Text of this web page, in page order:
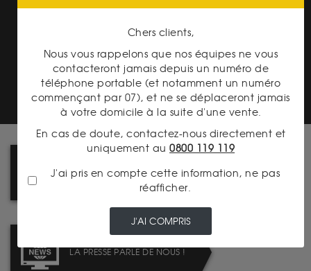
TRANSPARENCE DES
PRIX
PRÉCIEUX
LA PRESSE PARLE DE NOUS !
Chers clients,
Nous vous rappelons que nos équipes ne vous
contacteront jamais depuis un numéro de
téléphone portable (et notamment un numéro
commençant par 07), et ne se déplaceront jamais
à votre domicile à la suite d'une vente.
En cas de doute, contactez-nous directement et
uniquement au 0800 119 119
J'ai pris en compte cette information, ne pas
réafficher.
J'AI COMPRIS